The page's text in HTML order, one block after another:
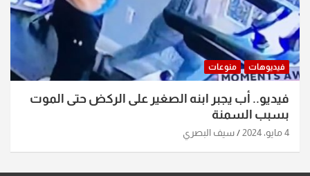
فيديوهات منوعات
فيديو.. أب يجبر ابنه الصغير على الركض حتى الموت
بسبب السمنة
4 مايو، 2024 سيف البصري